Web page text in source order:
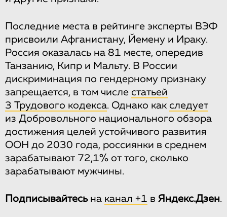
Последние места в рейтинге эксперты ВЭФ
присвоили Афганистану, Йемену и Ираку.
Россия оказалась на 81 месте, опередив
Танзанию, Кипр и Мальту. В России
дискриминация по гендерному признаку
запрещается, в том числе статьей
3 Трудового кодекса. Однако как следует
из Добровольного национального обзора
достижения целей устойчивого развития
ООН до 2030 года, россиянки в среднем
зарабатывают 72,1% от того, сколько
зарабатывают мужчины.
Подписывайтесьна канал +1 в Яндекс.Дзен.